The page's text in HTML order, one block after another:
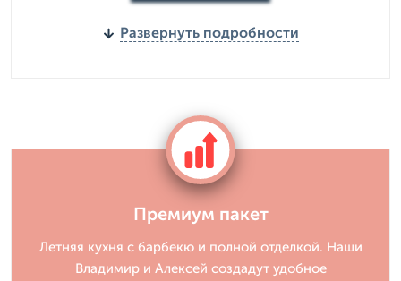
Развернуть подробности
Премиум пакет
Летняя кухня с барбекю и полной отделкой. Наши
Владимир и Алексей создадут удобное